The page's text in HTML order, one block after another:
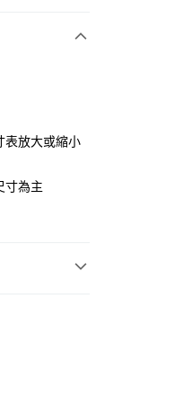
表放大或縮小
寸為主